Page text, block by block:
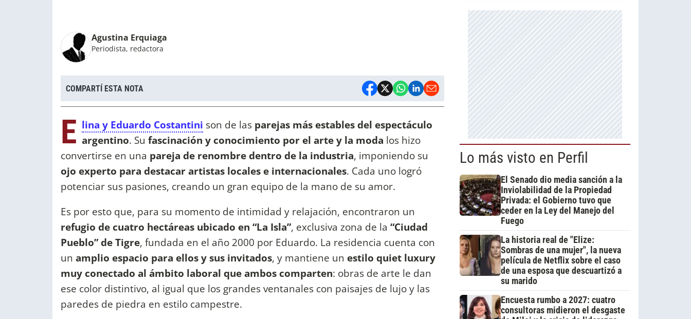
Agustina Erquiaga
Periodista, redactora
COMPARTÍ ESTA NOTA
E lina y Eduardo Costantini son de las parejas más estables del espectáculo
argentino. Su fascinación y conocimiento por el arte y la moda los hizo
convertirse en una pareja de renombre dentro de la industria, imponiendo su
ojo experto para destacar artistas locales e internacionales. Cada uno logró
potenciar sus pasiones, creando un gran equipo de la mano de su amor.
Es por esto que, para su momento de intimidad y relajación, encontraron un
refugio de cuatro hectáreas ubicado en “La Isla”, exclusiva zona de la “Ciudad
Pueblo” de Tigre, fundada en el año 2000 por Eduardo. La residencia cuenta con
un amplio espacio para ellos y sus invitados, y mantiene un estilo quiet luxury
muy conectado al ámbito laboral que ambos comparten: obras de arte le dan
ese color distintivo, al igual que los grandes ventanales con paisajes de lujo y las
paredes de piedra en estilo campestre.
Lo más visto en Perfil
El Senado dio media sanción a la
Inviolabilidad de la Propiedad
Privada: el Gobierno tuvo que
ceder en la Ley del Manejo del
Fuego
La historia real de "Elize:
Sombras de una mujer", la nueva
película de Netflix sobre el caso
de una esposa que descuartizó a
su marido
Encuesta rumbo a 2027: cuatro
consultoras midieron el desgaste